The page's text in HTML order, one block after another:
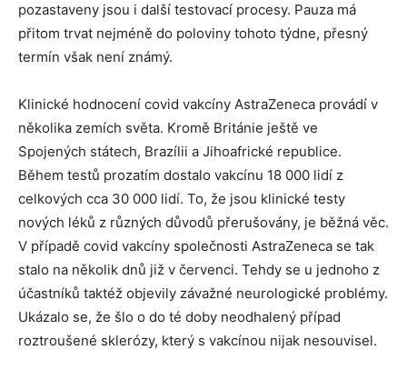
pozastaveny jsou i další testovací procesy. Pauza má
přitom trvat nejméně do poloviny tohoto týdne, přesný
termín však není známý.
Klinické hodnocení covid vakcíny AstraZeneca provádí v
několika zemích světa. Kromě Británie ještě ve
Spojených státech, Brazílii a Jihoafrické republice.
Během testů prozatím dostalo vakcínu 18 000 lidí z
celkových cca 30 000 lidí. To, že jsou klinické testy
nových léků z různých důvodů přerušovány, je běžná věc.
V případě covid vakcíny společnosti AstraZeneca se tak
stalo na několik dnů již v červenci. Tehdy se u jednoho z
účastníků taktéž objevily závažné neurologické problémy.
Ukázalo se, že šlo o do té doby neodhalený případ
roztroušené sklerózy, který s vakcínou nijak nesouvisel.